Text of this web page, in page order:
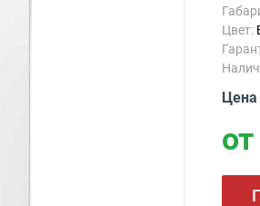
Цвет: